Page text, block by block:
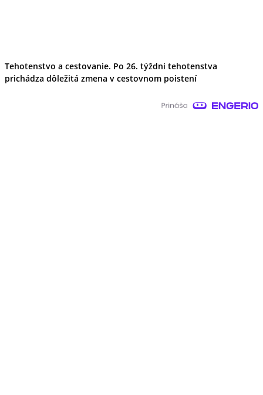
Tehotenstvo a cestovanie. Po 26. týždni tehotenstva
prichádza dôležitá zmena v cestovnom poistení